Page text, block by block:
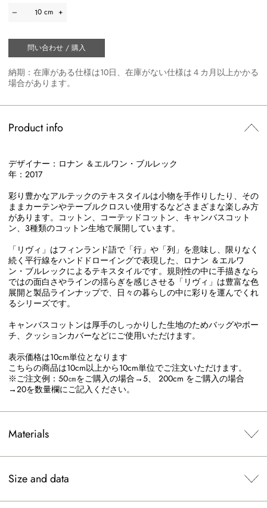
– 0 cm +
問い合わせ / 購入
納期：在庫がある仕様は10日、在庫がない仕様は４カ月以上かかる
場合があります。
Product info
デザイナー：ロナン ＆エルワン・ブルレック
年：2017
彩り豊かなアルテックのテキスタイルは小物を手作りしたり、その
ままカーテンやテーブルクロスい使用するなどさまざまな楽しみ方
があります。コットン、コーテッドコットン、キャンバスコット
ン、3種類のコットン生地で展開しています。
「リヴィ」はフィンランド語で「行」や「列」を意味し、限りなく
続く平行線をハンドドローイングで表現した、ロナン ＆エルワ
ン・ブルレックによるテキスタイルです。規則性の中に手描きなら
ではの面白さやラインの揺らぎを感じさせる「リヴィ」は豊富な色
展開と製品ラインナップで、日々の暮らしの中に彩りを運んでくれ
るシリーズです。
キャンバスコットンは厚手のしっかりした生地のためバッグやポー
チ、クッションカバーなどにご使用いただけます。
表示価格は10cm単位となります
こちらの商品は10cm以上から10cm単位でご注文いただけます。
※ご注文例：50㎝をご購入の場合→5、 200cm をご購入の場合
→20を数量欄にご記入ください。
Materials
Size and data